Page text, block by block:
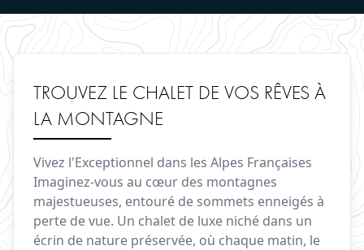
TROUVEZ LE CHALET DE VOS RÊVES À
LA MONTAGNE
Vivez l'Exceptionnel dans les Alpes Françaises
Imaginez-vous au cœur des montagnes
majestueuses, entouré de sommets enneigés à
perte de vue. Un chalet de luxe niché dans un
écrin de nature préservée, où chaque matin, le